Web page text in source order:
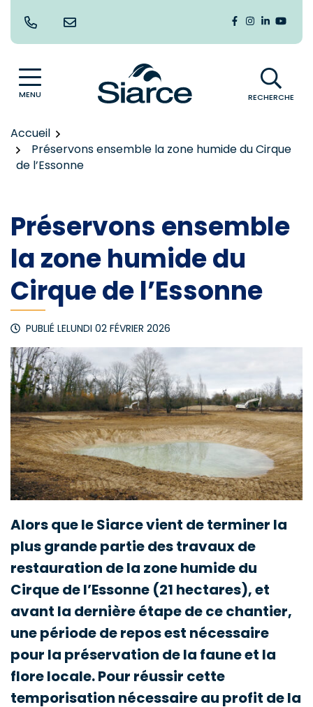
contenu
Lien vers le
Lien vers le
Lien vers
Lien
MENU RECHERCHE
Accueil
Préservons ensemble la zone humide du Cirque
de l’Essonne
Préservons ensemble
la zone humide du
Cirque de l’Essonne
PUBLIÉ LELUNDI 02 FÉVRIER 2026
Alors que le Siarce vient de terminer la
plus grande partie des travaux de
restauration de la zone humide du
Cirque de l’Essonne (21 hectares), et
avant la dernière étape de ce chantier,
une période de repos est nécessaire
pour la préservation de la faune et la
flore locale. Pour réussir cette
temporisation nécessaire au profit de la